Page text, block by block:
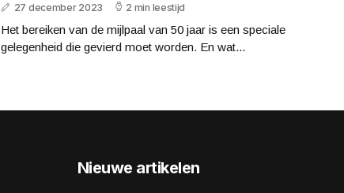
27 december 2023 2 min leestijd
Het bereiken van de mijlpaal van 50 jaar is een speciale
gelegenheid die gevierd moet worden. En wat...
Nieuwe artikelen